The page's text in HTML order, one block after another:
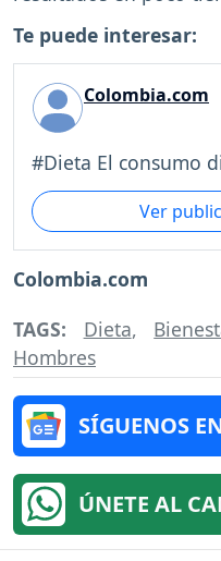
Te puede interesar:
Colombia.com
#Dieta El consumo
Ver
Colombia.com
TAGS: Dieta,
Hombres
SÍGUENOS
ÚNETE AL